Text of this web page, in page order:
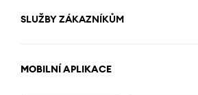
SLUŽBY ZÁKAZNÍKŮM
MOBILNÍ APLIKACE